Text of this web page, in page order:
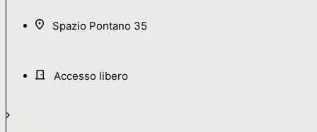
Spazio Pontano 35
Accesso libero